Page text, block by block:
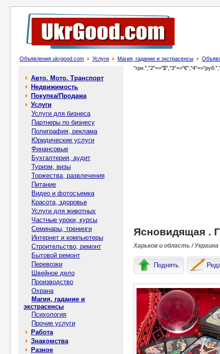
Объявления ukrgood.com Услуги Магия, гадание и экстрасенсы
Авто. Мото. Транспорт
Недвижимость
Покупка/Продажа
Услуги
Услуги для бизнеса
Партнеры по бизнесу
Полиграфия, реклама
Юридические услуги
Финансовые
Бухгалтерия, аудит
Туризм, визы
Торжества, развлечения
Питание
Видео и фотосъемка
Красота, здоровье
Услуги для животных
Частные уроки, курсы
Семинары, тренинги
Интернет и компьютеры
Строительство, ремонт
Бытовой ремонт
Перевозки
Швейное дело
Производство
Охрана
Магия, гадание и
экстрасенсы
Психология
Прочие услуги
Работа
Знакомства
Разное
Ясновидящая .
Харьков и область / Украина
Поднять